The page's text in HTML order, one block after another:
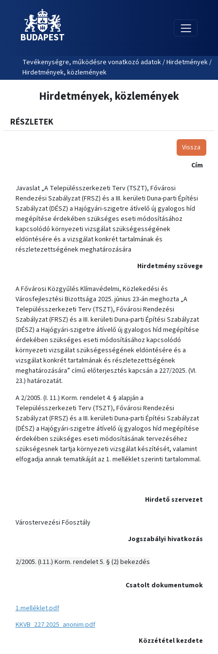
BUDAPEST
Tevékenységre, működésre vonatkozó adatok / Hirdetmények /
Hirdetmények, közlemények
Hirdetmények, közlemények
RÉSZLETEK
Vissza
Cím
Javaslat „A Településszerkezeti Terv (TSZT), Fővárosi
Rendezési Szabályzat (FRSZ) és a III. kerületi Duna-parti Építési
Szabályzat (DÉSZ) a Hajógyári-szigetre átívelő új gyalogos híd
megépítése érdekében szükséges eseti módosításához
kapcsolódó környezeti vizsgálat szükségességének
eldöntésére és a vizsgálat konkrét tartalmának és
részletezettségének meghatározására
Hirdetmény szövege
A Fővárosi Közgyűlés Klímavédelmi, Közlekedési és
Városfejlesztési Bizottsága 2025. június 23-án meghozta „A
Településszerkezeti Terv (TSZT), Fővárosi Rendezési
Szabályzat (FRSZ) és a III. kerületi Duna-parti Építési Szabályzat
(DÉSZ) a Hajógyári-szigetre átívelő új gyalogos híd megépítése
érdekében szükséges eseti módosításához kapcsolódó
környezeti vizsgálat szükségességének eldöntésére és a
vizsgálat konkrét tartalmának és részletezettségének
meghatározására” című előterjesztés kapcsán a 227/2025. (VI.
23.) határozatát.
A 2/2005. (I. 11.) Korm. rendelet 4. § alapján a
Településszerkezeti Terv (TSZT), Fővárosi Rendezési
Szabályzat (FRSZ) és a III. kerületi Duna-parti Építési Szabályzat
(DÉSZ) a Hajógyári-szigetre átívelő új gyalogos híd megépítése
érdekében szükséges eseti módosításának tervezéséhez
szükségesnek tartja környezeti vizsgálat készítését, valamint
elfogadja annak tematikáját az 1. melléklet szerinti tartalommal.
Hirdető szervezet
Várostervezési Főosztály
Jogszabályi hivatkozás
2/2005. (I.11.) Korm. rendelet 5. § (2) bekezdés
Csatolt dokumentumok
1.melléklet.pdf
KKVB_227.2025_anonim.pdf
Közzététel kezdete